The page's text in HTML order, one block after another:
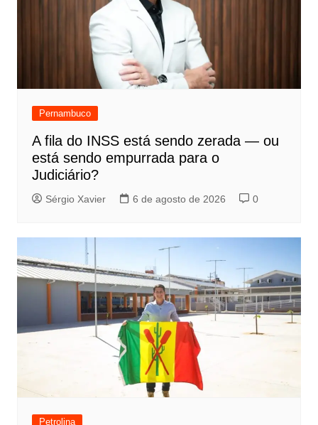
Pernambuco
A fila do INSS está sendo zerada — ou
está sendo empurrada para o
Judiciário?
Sérgio Xavier 6 de agosto de 2026 0
Petrolina